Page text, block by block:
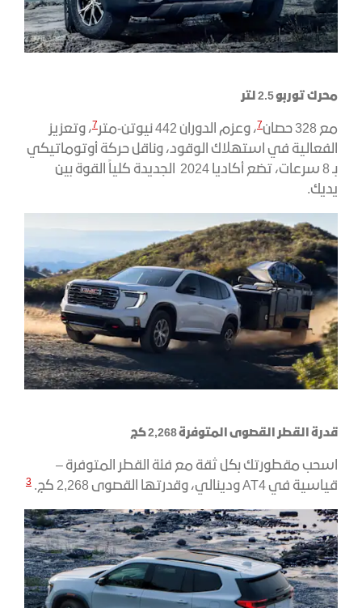
محرك توربو 2.5 لتر
مع 328 حصان 7، وعزم الدوران 442 نيوتن-متر 7، وتعزيز
الفعالية في استهلاك الوقود، وناقل حركة أوتوماتيكي
بـ 8 سرعات، تضع أكاديا 2024 الجديدة كلياً القوة بين
يديك.
قدرة القطر القصوى المتوفرة 2,268 كج
اسحب مقطورتك بكل ثقة مع فئة القطر المتوفرة –
قياسية في AT4 ودينالي، وقدرتها القصوى 2,268 كج.
3